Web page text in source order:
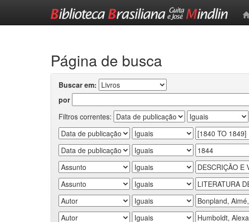
Página de busca
Buscar em:
por
Filtros correntes: